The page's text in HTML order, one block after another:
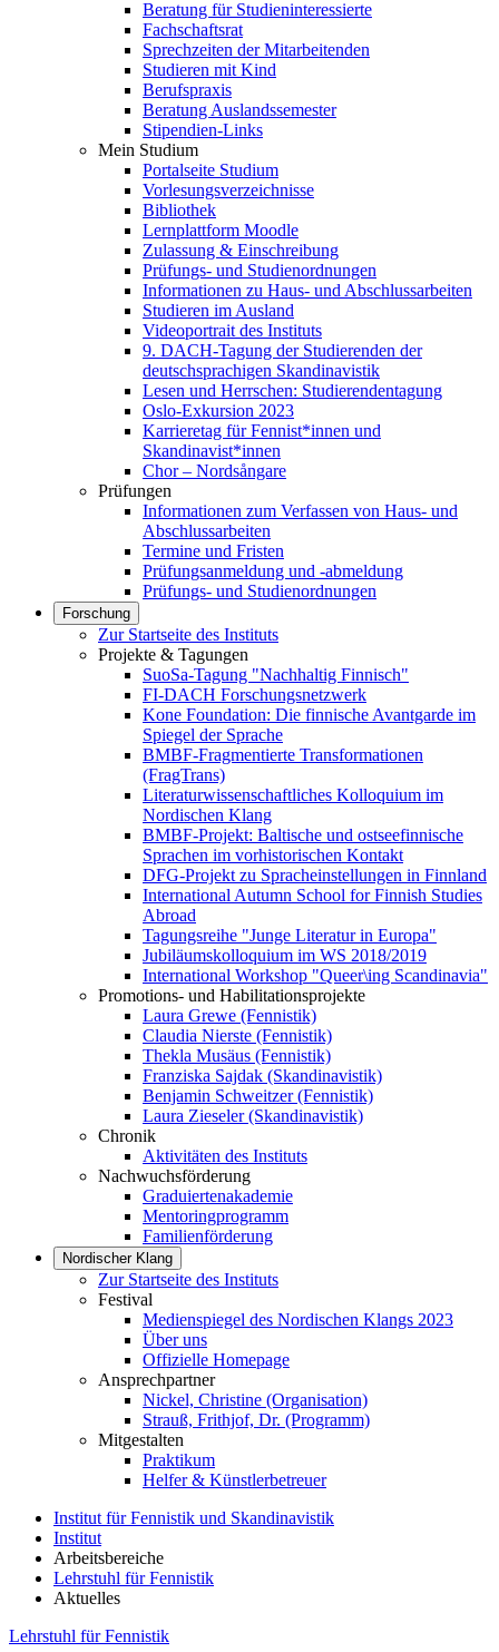
Beratung für Studieninteressierte
Fachschaftsrat
Sprechzeiten der Mitarbeitenden
Studieren mit Kind
Berufspraxis
Beratung Auslandssemester
Stipendien-Links
Mein Studium
Portalseite Studium
Vorlesungsverzeichnisse
Bibliothek
Lernplattform Moodle
Zulassung & Einschreibung
Prüfungs- und Studienordnungen
Informationen zu Haus- und Abschlussarbeiten
Studieren im Ausland
Videoportrait des Instituts
9. DACH-Tagung der Studierenden der
deutschsprachigen Skandinavistik
Lesen und Herrschen: Studierendentagung
Oslo-Exkursion 2023
Karrieretag für Fennist*innen und
Skandinavist*innen
Chor – Nordsångare
Prüfungen
Informationen zum Verfassen von Haus- und
Abschlussarbeiten
Termine und Fristen
Prüfungsanmeldung und -abmeldung
Prüfungs- und Studienordnungen
Forschung
Zur Startseite des Instituts
Projekte & Tagungen
SuoSa-Tagung "Nachhaltig Finnisch"
FI-DACH Forschungsnetzwerk
Kone Foundation: Die finnische Avantgarde im
Spiegel der Sprache
BMBF-Fragmentierte Transformationen
(FragTrans)
Literaturwissenschaftliches Kolloquium im
Nordischen Klang
BMBF-Projekt: Baltische und ostseefinnische
Sprachen im vorhistorischen Kontakt
DFG-Projekt zu Spracheinstellungen in Finnland
International Autumn School for Finnish Studies
Abroad
Tagungsreihe "Junge Literatur in Europa"
Jubiläumskolloquium im WS 2018/2019
International Workshop "Queer\ing Scandinavia"
Promotions- und Habilitationsprojekte
Laura Grewe (Fennistik)
Claudia Nierste (Fennistik)
Thekla Musäus (Fennistik)
Franziska Sajdak (Skandinavistik)
Benjamin Schweitzer (Fennistik)
Laura Zieseler (Skandinavistik)
Chronik
Aktivitäten des Instituts
Nachwuchsförderung
Graduiertenakademie
Mentoringprogramm
Familienförderung
Nordischer Klang
Zur Startseite des Instituts
Festival
Medienspiegel des Nordischen Klangs 2023
Über uns
Offizielle Homepage
Ansprechpartner
Nickel, Christine (Organisation)
Strauß, Frithjof, Dr. (Programm)
Mitgestalten
Praktikum
Helfer & Künstlerbetreuer
Institut für Fennistik und Skandinavistik
Institut
Arbeitsbereiche
Lehrstuhl für Fennistik
Aktuelles
Lehrstuhl für Fennistik